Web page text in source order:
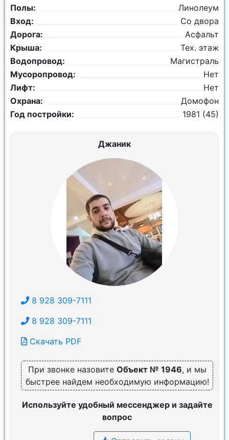
Полы:
Линолеум
Вход:
Со двора
Дорога:
Асфальт
Крыша:
Тех. этаж
Водопровод:
Магистраль
Мусоропровод:
Нет
Лифт:
Нет
Охрана:
Домофон
Год постройки:
1981 (45)
Джаник
8 928 309-7111
8 928 309-7111
Скачать PDF
При звонке назовите Объект № 1946, и мы
быстрее найдем необходимую информацию!
Используйте удобный мессенджер и задайте
вопрос